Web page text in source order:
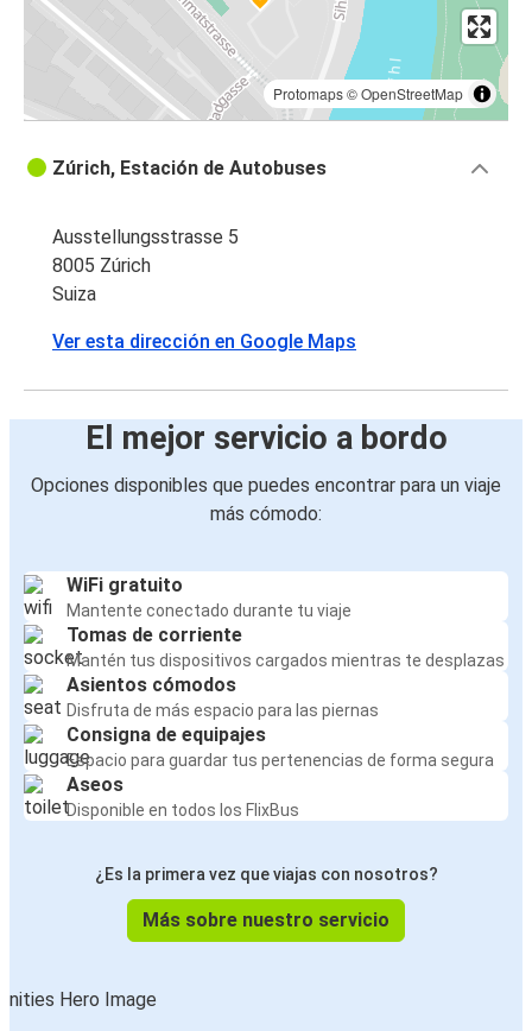
Protomaps©OpenStreetMap
Zúrich, Estación de Autobuses
Ausstellungsstrasse 5
8005 Zúrich
Suiza
Ver esta dirección en Google Maps
El mejor servicio a bordo
Opciones disponibles que puedes encontrar para un viaje
más cómodo:
WiFi gratuito
Mantente conectado durante tu viaje
Tomas de corriente
Mantén tus dispositivos cargados mientras te desplazas
Asientos cómodos
Disfruta de más espacio para las piernas
Consigna de equipajes
Espacio para guardar tus pertenencias de forma segura
Aseos
Disponible en todos los FlixBus
¿Es la primera vez que viajas con nosotros?
Más sobre nuestro servicio